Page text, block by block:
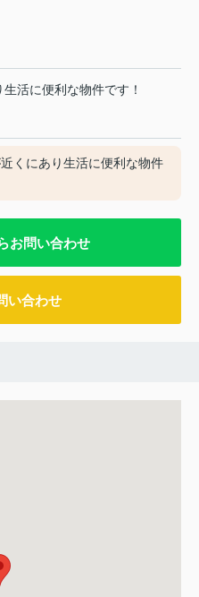
活に便利な物件です！
くにあり生活に便利な物件
お問い合わせ
い合わせ